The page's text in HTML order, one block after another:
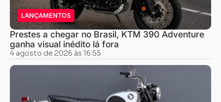
LANÇAMENTOS
Prestes a chegar no Brasil, KTM 390 Adventure
ganha visual inédito lá fora
4 agosto de 2026 às 16:55